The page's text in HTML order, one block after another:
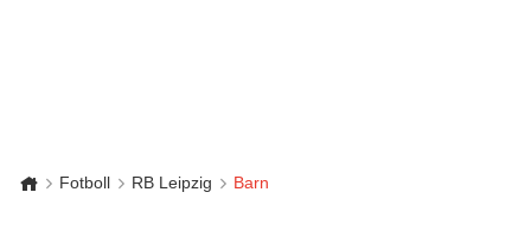
Fotboll RB Leipzig Barn